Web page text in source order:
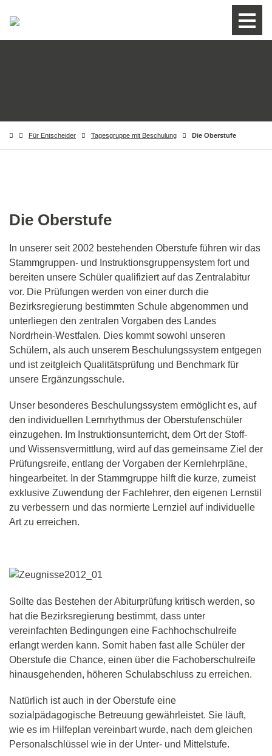
Für Entscheider Tagesgruppe mit Beschulung Die Oberstufe
Die Oberstufe
In unserer seit 2002 bestehenden Oberstufe führen wir das
Stammgruppen- und Instruktionsgruppensystem fort und
bereiten unsere Schüler qualifiziert auf das Zentralabitur
vor. Die Prüfungen werden von einer durch die
Bezirksregierung bestimmten Schule abgenommen und
unterliegen den zentralen Vorgaben des Landes
Nordrhein-Westfalen. Dies kommt sowohl unseren
Schülern, als auch unserem Beschulungssystem entgegen
und ist zeitgleich Qualitätsprüfung und Benchmark für
unsere Ergänzungsschule.
Unser besonderes Beschulungssystem ermöglicht es, auf
den individuellen Lernrhythmus der Oberstufenschüler
einzugehen. Im Instruktionsunterricht, dem Ort der Stoff-
und Wissensvermittlung, wird auf das gemeinsame Ziel der
Prüfungsreife, entlang der Vorgaben der Kernlehrpläne,
hingearbeitet. In der Stammgruppe hilft die kurze, zumeist
exklusive Zuwendung der Fachlehrer, den eigenen Lernstil
zu verbessern und das normierte Lernziel auf individuelle
Art zu erreichen.
Sollte das Bestehen der Abiturprüfung kritisch werden, so
hat die Bezirksregierung bestimmt, dass unter
vereinfachten Bedingungen eine Fachhochschulreife
erlangt werden kann. Somit haben fast alle Schüler der
Oberstufe die Chance, einen über die Fachoberschulreife
hinausgehenden, höheren Schulabschluss zu erreichen.
Natürlich ist auch in der Oberstufe eine
sozialpädagogische Betreuung gewährleistet. Sie läuft,
wie es im Hilfeplan vereinbart wurde, nach dem gleichen
Personalschlüssel wie in der Unter- und Mittelstufe.